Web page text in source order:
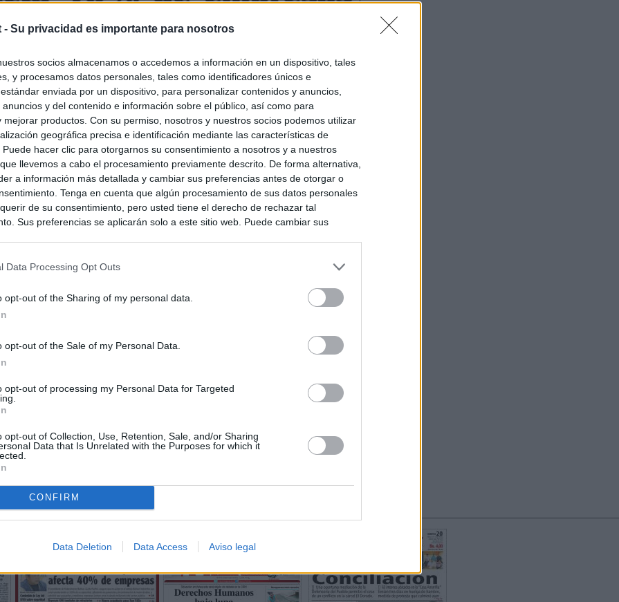
- Su privacidad es importante para nosotros
socios almacenamos o accedemos a información en un dispositivo, tales
y procesamos datos personales, tales como identificadores únicos e
enviada por un dispositivo, para personalizar contenidos y anuncios,
anuncios y del contenido e información sobre el público, así como para
mejorar productos. Con su permiso, nosotros y nuestros socios podemos utilizar
geográfica precisa e identificación mediante las características de
Puede hacer clic para otorgarnos su consentimiento a nosotros y a nuestros
llevemos a cabo el procesamiento previamente descrito. De forma alternativa,
a información más detallada y cambiar sus preferencias antes de otorgar o
Tenga en cuenta que algún procesamiento de sus datos personales
de su consentimiento, pero usted tiene el derecho de rechazar tal
Sus preferencias se aplicarán solo a este sitio web. Puede cambiar sus
Data Processing Opt Outs
opt-out of the Sharing of my personal data.
opt-out of the Sale of my Personal Data.
opt-out of processing my Personal Data for Targeted
opt-out of Collection, Use, Retention, Sale, and/or Sharing
Data that Is Unrelated with the Purposes for which it
CONFIRM
Data Deletion Data Access Aviso legal